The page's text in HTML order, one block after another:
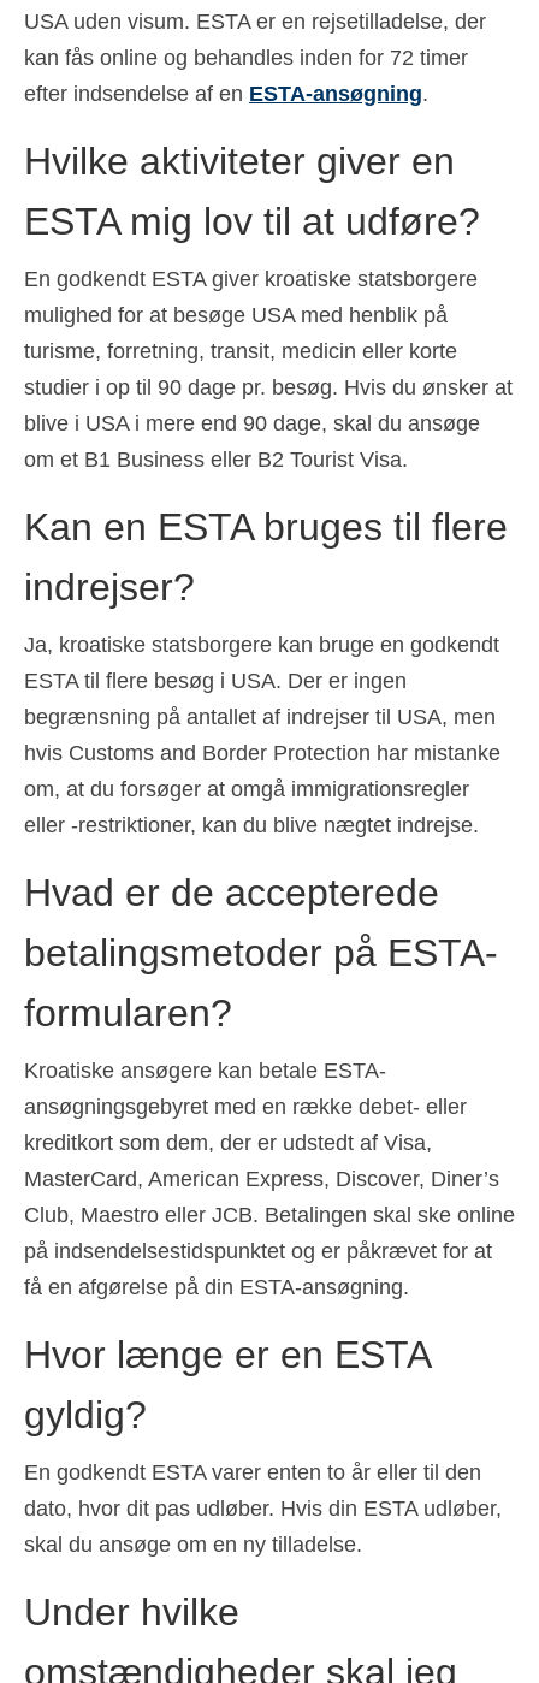
USA uden visum. ESTA er en rejsetilladelse, der
kan fås online og behandles inden for 72 timer
efter indsendelse af en ESTA-ansøgning.
Hvilke aktiviteter giver en
ESTA mig lov til at udføre?
En godkendt ESTA giver kroatiske statsborgere
mulighed for at besøge USA med henblik på
turisme, forretning, transit, medicin eller korte
studier i op til 90 dage pr. besøg. Hvis du ønsker at
blive i USA i mere end 90 dage, skal du ansøge
om et B1 Business eller B2 Tourist Visa.
Kan en ESTA bruges til flere
indrejser?
Ja, kroatiske statsborgere kan bruge en godkendt
ESTA til flere besøg i USA. Der er ingen
begrænsning på antallet af indrejser til USA, men
hvis Customs and Border Protection har mistanke
om, at du forsøger at omgå immigrationsregler
eller -restriktioner, kan du blive nægtet indrejse.
Hvad er de accepterede
betalingsmetoder på ESTA-
formularen?
Kroatiske ansøgere kan betale ESTA-
ansøgningsgebyret med en række debet- eller
kreditkort som dem, der er udstedt af Visa,
MasterCard, American Express, Discover, Diner’s
Club, Maestro eller JCB. Betalingen skal ske online
på indsendelsestidspunktet og er påkrævet for at
få en afgørelse på din ESTA-ansøgning.
Hvor længe er en ESTA
gyldig?
En godkendt ESTA varer enten to år eller til den
dato, hvor dit pas udløber. Hvis din ESTA udløber,
skal du ansøge om en ny tilladelse.
Under hvilke
omstændigheder skal jeg